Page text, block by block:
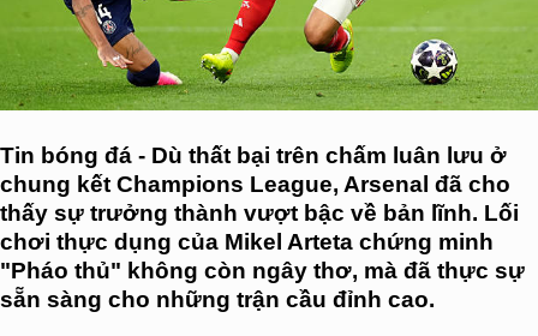
Tin bóng đá - Dù thất bại trên chấm luân lưu ở
chung kết Champions League, Arsenal đã cho
thấy sự trưởng thành vượt bậc về bản lĩnh. Lối
chơi thực dụng của Mikel Arteta chứng minh
"Pháo thủ" không còn ngây thơ, mà đã thực sự
sẵn sàng cho những trận cầu đỉnh cao.